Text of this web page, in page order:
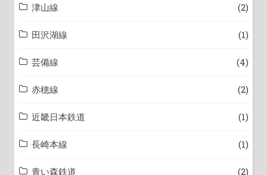
津山線 (2)
田沢湖線 (1)
芸備線 (4)
赤穂線 (2)
近畿日本鉄道 (1)
長崎本線 (1)
青い森鉄道 (2)